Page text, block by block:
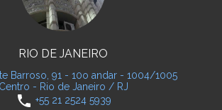
RIO DE JANEIRO
Barroso, 91 - 10o andar - 1004/1005
Centro - Rio de Janeiro / RJ
phone +55 21 2524 5939